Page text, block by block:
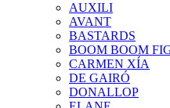
AUXILI
AVANT
BASTARDS
BOOM BOOM
CARMEN XÍA
DE GAIRÓ
DONALLOP